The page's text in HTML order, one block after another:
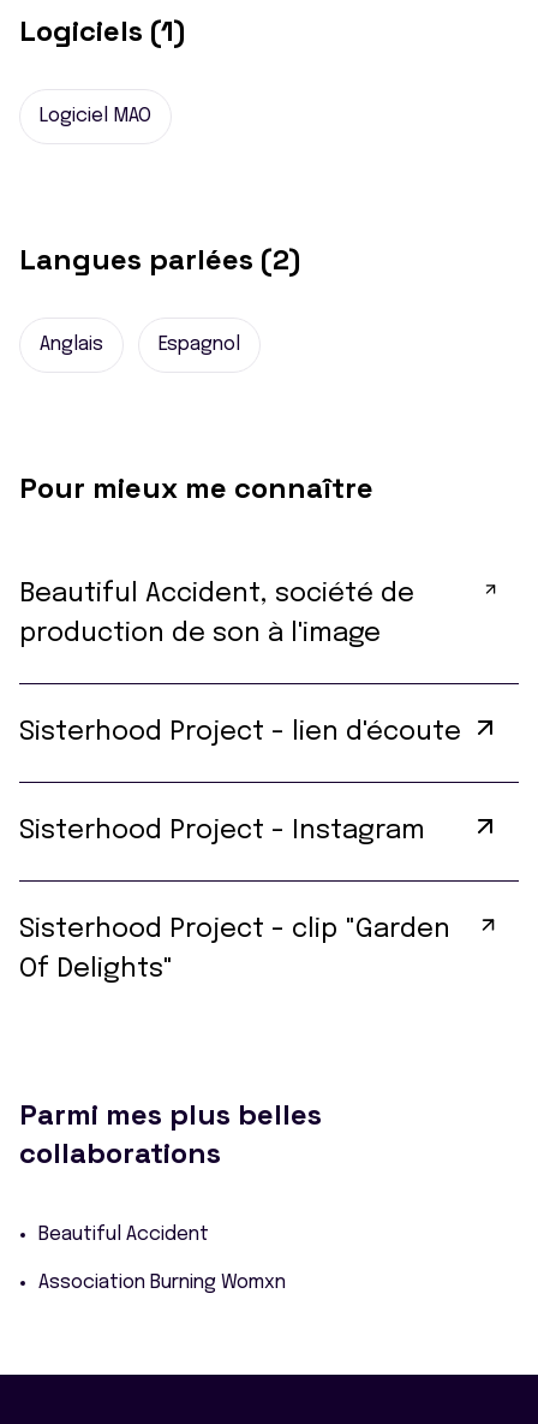
Logiciels (1)
Logiciel MAO
Langues parlées (2)
Anglais Espagnol
Pour mieux me connaître
Beautiful Accident, société de
production de son à l'image
Sisterhood Project - lien d'écoute
Sisterhood Project - Instagram
Sisterhood Project - clip "Garden
Of Delights"
Parmi mes plus belles
collaborations
Beautiful Accident
Association Burning Womxn